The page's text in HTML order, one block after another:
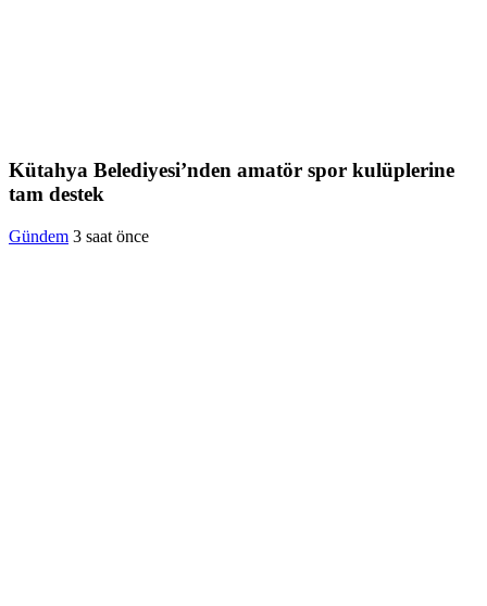
Kütahya Belediyesi’nden amatör spor kulüplerine
tam destek
Gündem 3 saat önce